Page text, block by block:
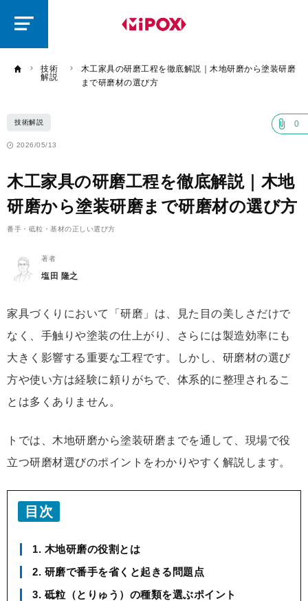
技術
解説
木工家具の研磨工程を徹底解説｜木地研磨から塗装研磨
まで研磨材の選び方
技術解説 0
2026/05/13
木工家具の研磨工程を徹底解説｜木地
研磨から塗装研磨まで研磨材の選び方
番手・砥粒・基材の正しい選び方
著者
塩田 隆之
家具づくりにおいて「研磨」は、見た目の美しさだけで
なく、手触りや塗装の仕上がり、さらには製造効率にも
大きく影響する重要な工程です。しかし、研磨材の選び
方や使い方は経験に頼りがちで、体系的に整理されるこ
とは多くありません。
トでは、木地研磨から塗装研磨までを通して、現場で役
立つ研磨材選びのポイントをわかりやすく解説します。
目次
1. 木地研磨の役割とは
2. 研磨で番手を省くと起きる問題点
3. 砥粒（とりゅう）の種類を選ぶポイント